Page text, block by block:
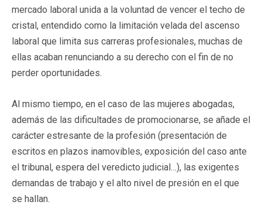
mercado laboral unida a la voluntad de vencer el techo de
cristal, entendido como la limitación velada del ascenso
laboral que limita sus carreras profesionales, muchas de
ellas acaban renunciando a su derecho con el fin de no
perder oportunidades.
Al mismo tiempo, en el caso de las mujeres abogadas,
además de las dificultades de promocionarse, se añade el
carácter estresante de la profesión (presentación de
escritos en plazos inamovibles, exposición del caso ante
el tribunal, espera del veredicto judicial…), las exigentes
demandas de trabajo y el alto nivel de presión en el que
se hallan.